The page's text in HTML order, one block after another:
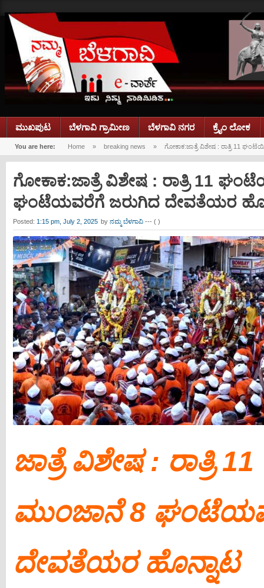
ಮುಖಪುಟ ಬೆಳಗಾವಿ ಗ್ರಾಮೀಣ ಬೆಳಗಾವಿ ನಗರ ಕ್ರೈಂ ಲೋಕ
You are here: Home » breaking news » ಗೋಕಾಕ:ಜಾತ್ರೆ ವಿಶೇಷ : ರಾತ್ರಿ 11
ಗೋಕಾಕ:ಜಾತ್ರೆ ವಿಶೇಷ : ರಾತ್ರಿ 11
ಘಂಟೆಯವರೆಗೆ ಜರುಗಿದ ದೇವತೆಯರ
Posted: 1:15 pm, July 2, 2025 by ನಮ್ಮ ಬೆಳಗಾವಿ--- ( )
ಜಾತ್ರೆ ವಿಶೇಷ : ರಾತ್ರಿ
ಮುಂಜಾನೆ 8
ದೇವತೆಯರ ಹೊನ್ನಾಟ